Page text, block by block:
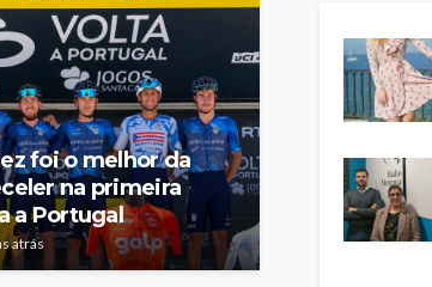
foi o melhor da
na primeira
a Portugal
atrás